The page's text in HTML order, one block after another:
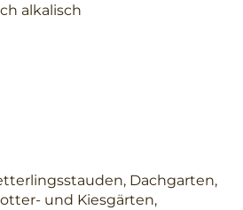
alkalisch
Dachgarten,
und Kiesgärten,